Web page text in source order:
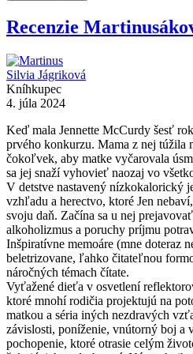
Recenzie
Silvia Jágriková
Kníhkupec
4. júla 2024
Keď mala Jennette McCurdy šesť
prvého konkurzu. Mama z nej túžila
čokoľvek, aby matke vyčarovala
sa jej snaží vyhovieť naozaj vo
V detstve nastavený nízkokalorický
vzhľadu a herectvo, ktoré Jen
svoju daň. Začína sa u nej
alkoholizmus a poruchy príjmu
Inšpiratívne memoáre (mne doteraz
beletrizovane, ľahko čitateľnou
náročných témach čítate.
Vyťažené dieťa v osvetlení
ktoré mnohí rodičia projektujú na
matkou a séria iných nezdravých
závislosti, poníženie, vnútorný boj a
pochopenie, ktoré otrasie celým